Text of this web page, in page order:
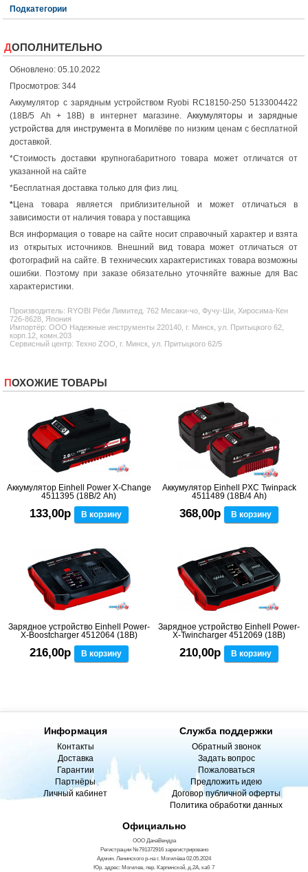
Подкатегории
ДОПОЛНИТЕЛЬНО
Обновлено: 05.10.2022
Просмотров: 344
Аккумулятор с зарядным устройством Ryobi RC18150-250 5133004422
(18В/5 Ah + 18В) в интернет магазине.Аккумуляторы и зарядные
устройства для инструмента в Могилёве по низким ценам с бесплатной
доставкой.
*Стоимость доставки крупногабаритного товара может отличатся от
указанной на сайте
*Бесплатная доставка только для физ лиц.
*Цена товара является приблизительной и может отличаться в
зависимости от наличия товара у поставщика
Вся информация о товаре на сайте носит справочный характер и взята
из открытых источников. Внешний вид товара может отличаться от
фотографий на сайте. В технических характеристиках товара возможны
ошибки. Поэтому при заказе обязательно уточняйте важные для Вас
характеристики.
Производитель: RYOBI Рёби Лимитед. 762 Месаки-чо, Фучу-Ши, Хиросима-Кен
726-8628, Япония
Импортёр: ООО Надежные инструменты 220140, г. Минск, ул. Притыцкого 62,
корп.12, комн.203
Сервисный центр: Техно ZOO, г. Минск, ул. Притыцкого 62/5
ПОХОЖИЕ ТОВАРЫ
Аккумулятор Einhell Power X-Change
4511395 (18В/2 Ah)
133,00р В корзину
Аккумулятор Einhell PXC Twinpack
4511489 (18В/4 Ah)
368,00р В корзину
Зарядное устройство Einhell Power-
X-Boostcharger 4512064 (18В)
216,00р В корзину
Зарядное устройство Einhell Power-
X-Twincharger 4512069 (18В)
210,00р В корзину
Информация
Контакты
Доставка
Гарантии
Партнёры
Личный кабинет
Служба поддержки
Обратный звонок
Задать вопрос
Пожаловаться
Предложить идею
Договор публичной оферты
Политика обработки данных
Официально
ООО ДанаВендра
Регистрации №791372916 зарегистрировано
Админ. Ленинского р-на г. Могилёва 02.05.2024
Юр. адрес: Могилев, пер. Карпинской, д.2А, каб 7